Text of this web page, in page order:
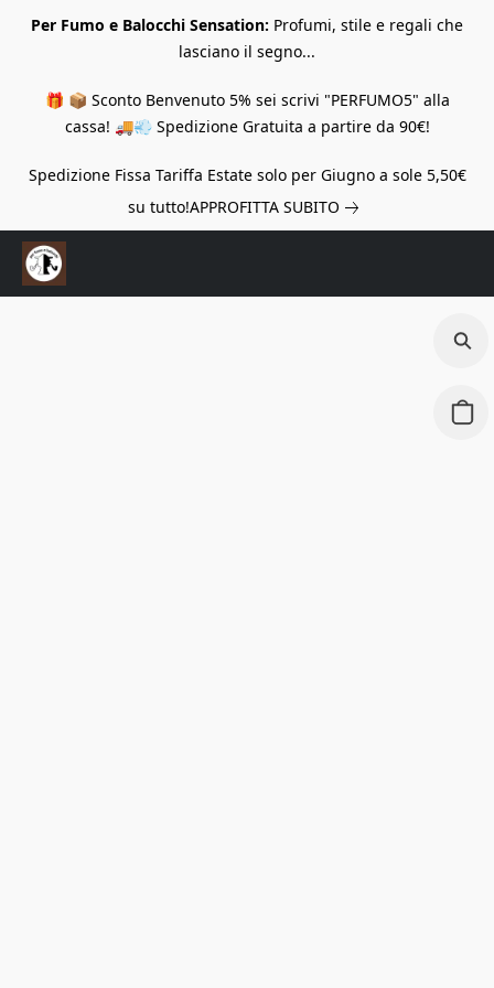
Per Fumo e Balocchi Sensation: Profumi, stile e regali che
lasciano il segno...
🎁 📦 Sconto Benvenuto 5% sei scrivi "PERFUMO5" alla
cassa! 🚚💨 Spedizione Gratuita a partire da 90€!
Spedizione Fissa Tariffa Estate solo per Giugno a sole 5,50€
su tutto!APPROFITTA SUBITO